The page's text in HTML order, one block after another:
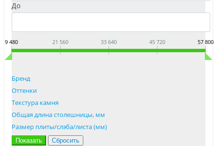
До
9 480 21 560 33 640 45 720 57 800
Бренд
Оттенки
Текстура камня
Общая длина столешницы, мм
Размер плиты/слэба/листа (мм)